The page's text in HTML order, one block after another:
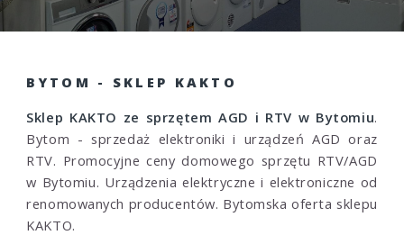
BYTOM - SKLEP KAKTO
Sklep KAKTO ze sprzętem AGD i RTV w Bytomiu.
Bytom - sprzedaż elektroniki i urządzeń AGD oraz
RTV. Promocyjne ceny domowego sprzętu RTV/AGD
w Bytomiu. Urządzenia elektryczne i elektroniczne od
renomowanych producentów. Bytomska oferta sklepu
KAKTO.